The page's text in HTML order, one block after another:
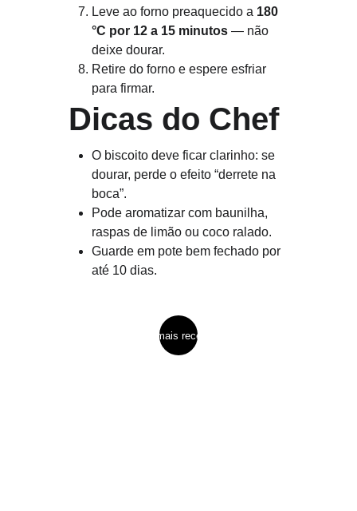
Leve ao forno preaquecido a 180
°C por 12 a 15 minutos — não
deixe dourar.
Retire do forno e espere esfriar
para firmar.
Dicas do Chef
O biscoito deve ficar clarinho: se
dourar, perde o efeito “derrete na
boca”.
Pode aromatizar com baunilha,
raspas de limão ou coco ralado.
Guarde em pote bem fechado por
até 10 dias.
ver mais receitas